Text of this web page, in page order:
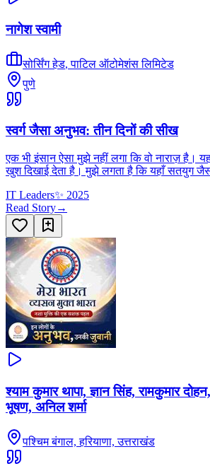
नागेश स्वामी
सोर्सिंग हेड,पाटिल ऑटोमेशंस लिमिटेड
पुणे
स्वर्ग जैसा अनुभव: तीन दिनों की सीख
एक भी इंसान ऐसा मुझे नहीं लगा कि वो नाराज़ है।
खुश दिखाई देता है। मुझे लगता है कि यहाँ सतयुग
IT Leaders✨ 2025
Read Story→
श्याम कुमार थापा, ज्ञान सिंह, रामकुमार
भूषण, अनिल शर्मा
पश्चिम बंगाल, हरियाणा, उत्तराखंड